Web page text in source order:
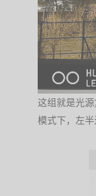
这组就是光
模式下，左半